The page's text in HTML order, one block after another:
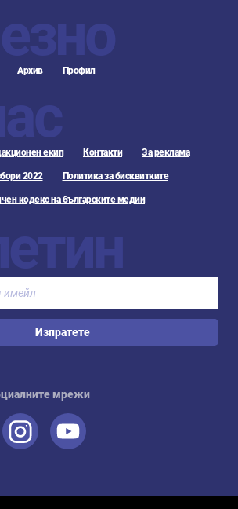
Архив Профил
екип Контакти За реклама
2022 Политика за бисквитките
кодекс на българските медии
Изпратете
мрежи